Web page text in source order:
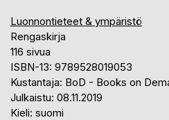
Luonnontieteet & ympäristö
Rengaskirja
116 sivua
ISBN-13: 9789528019053
Kustantaja: BoD - Books on
Julkaistu: 08.11.2019
Kieli: suomi